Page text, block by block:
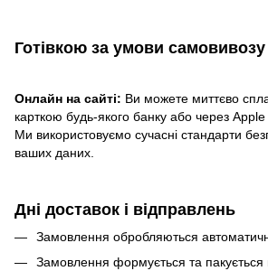
Готівкою за умови самовивозу
Онлайн на сайті: Ви можете миттєво
карткою будь-якого банку або через
Ми використовуємо сучасні стандарти
ваших даних.
Дні доставок і відправлень
Замовлення обробляються
Замовлення формується та пакується